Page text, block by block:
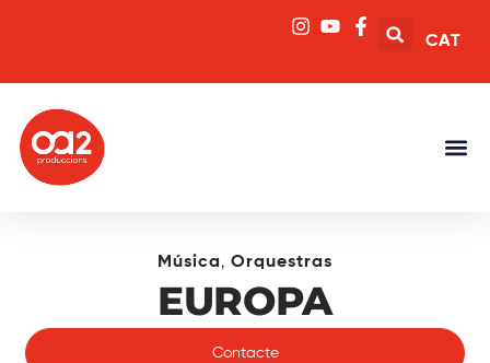
CAT
Música, Orquestras
EUROPA
Contacte